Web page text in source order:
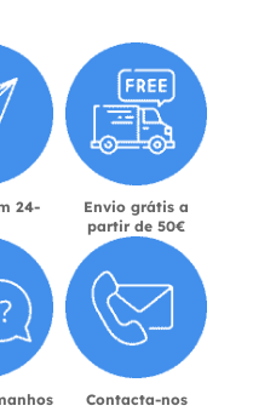
24-
Envio grátis a
partir de 50€
Contacta-nos